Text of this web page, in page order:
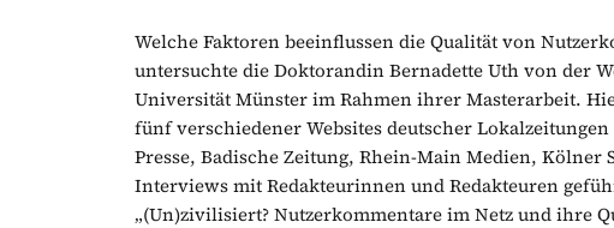
Welche Faktoren beeinflussen die Qualität von
untersuchte die Doktorandin Bernadette Uth von der
Universität Münster im Rahmen ihrer Masterarbeit.
fünf verschiedener Websites deutscher
Presse, Badische Zeitung, Rhein-Main Medien, Kölner
Interviews mit Redakteurinnen und Redakteuren
„(Un)zivilisiert? Nutzerkommentare im Netz und ihre